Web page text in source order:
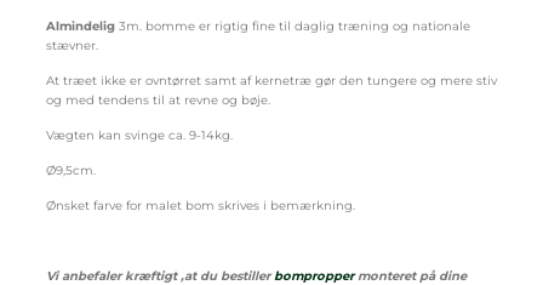
Almindelig 3m. bomme er rigtig fine til daglig træning og nationale
stævner.
At træet ikke er ovntørret samt af kernetræ gør den tungere og mere stiv
og med tendens til at revne og bøje.
Vægten kan svinge ca. 9-14kg.
Ø9,5cm.
Ønsket farve for malet bom skrives i bemærkning.
Vi anbefaler kræftigt ,at du bestillerbomproppermonteret på dine